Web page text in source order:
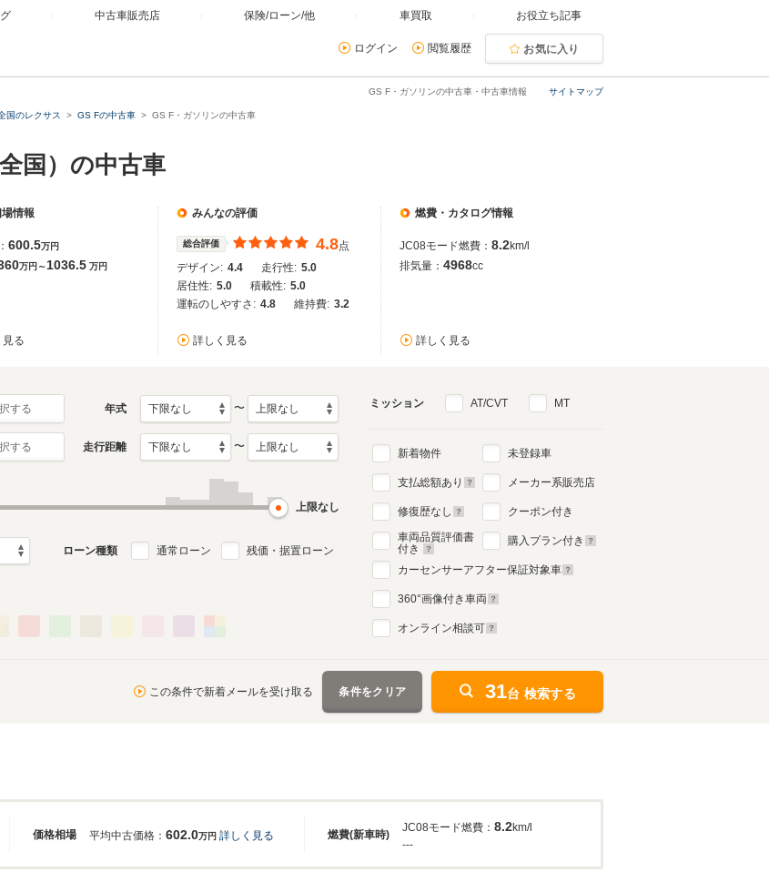
中古車販売店 保険/ローン/他 車買取 お役立ち記事
ログイン 閲覧履歴 お気に入り
サイトマップ
GS F・ガソリンの中古車・中古車情報
国のレクサス GS Fの中古車 GS F・ガソリンの中古車
国）の中古車
情報
600.5万円
万円～1036.5 万円
見る
みんなの評価
総合評価 4.8点
デザイン: 4.4 走行性: 5.0
居住性: 5.0 積載性: 5.0
運転のしやすさ: 4.8 維持費: 3.2
詳しく見る
燃費・カタログ情報
JC08モード燃費： 8.2km/l
排気量： 4968cc
詳しく見る
する 年式 〜
する 走行距離 〜
上限なし
ローン種類 通常ローン 残価・据置ローン
ミッション AT/CVT MT
新着物件
支払総額あり
修復歴なし
車両品質評価書
付き
未登録車
メーカー系販売店
クーポン付き
購入プラン付き
カーセンサーアフター保証対象車
360°画像付き車両
オンライン相談可
この条件で新着メールを受け取る 条件をクリア 31台 検索する
価格相場 燃費(新車時)
平均中古価格： 602.0万円 詳しく見る
JC08モード燃費： 8.2km/l
---